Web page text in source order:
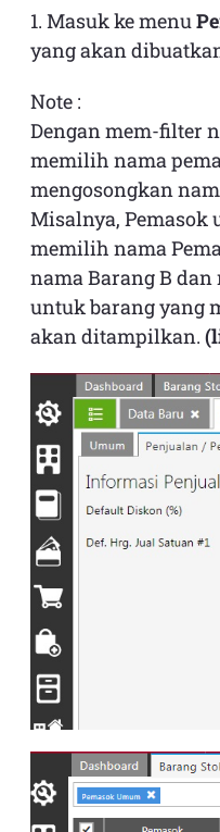
1. Masuk ke menu
yang akan
Note :
Dengan mem-filter
memilih nama
mengosongkan
Misalnya, Pemasok
memilih nama
nama Barang B
untuk barang yang
akan ditampilkan.